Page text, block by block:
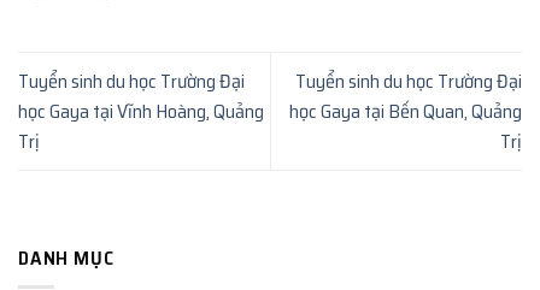
Tuyển sinh du học Trường Đại
học Gaya tại Vĩnh Hoàng, Quảng
Trị
Tuyển sinh du học Trường Đại
học Gaya tại Bến Quan, Quảng
Trị
DANH MỤC